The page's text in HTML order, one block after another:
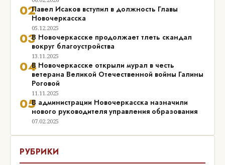
02Павел Исаков вступил в должность Главы
Новочеркасска
05.12.2025
03В Новочеркасске продолжает тлеть скандал
вокруг благоустройства
13.11.2025
04В Новочеркасске открыли мурал в честь
ветерана Великой Отечественной войны Галины
Роговой
11.11.2025
05В администрации Новочеркасска назначили
нового руководителя управления образования
07.02.2025
РУБРИКИ